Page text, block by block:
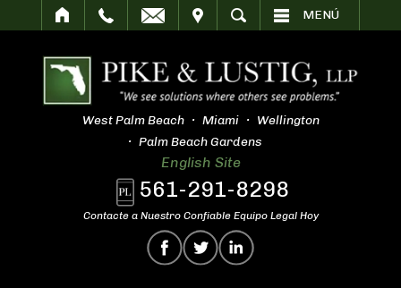
BUSCAR MENÚ
West Palm Beach Miami
Wellington
Palm Beach Gardens
English Site
561-291-8298
Contacte a Nuestro Confiable Equipo Legal Hoy